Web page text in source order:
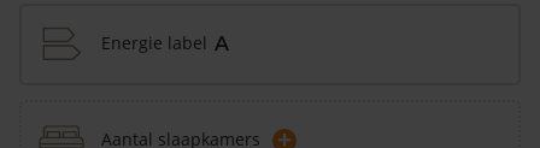
Energie label A
Aantal slaapkamers +